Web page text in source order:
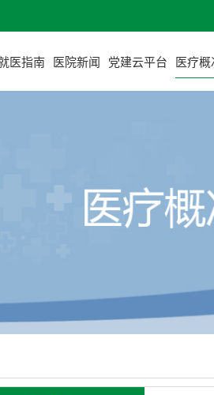
医指南 医院新闻 党建云平台 医疗概